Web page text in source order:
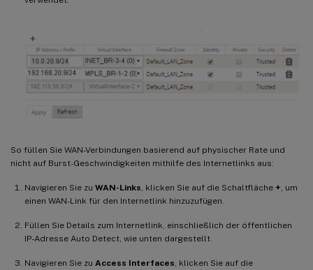
So füllen Sie WAN-Verbindungen basierend auf physischer Rate und
nicht auf Burst-Geschwindigkeiten mithilfe des Internetlinks aus:
Navigieren Sie zu WAN-Links , klicken Sie auf die Schaltfläche + , um
einen WAN-Link für den Internetlink hinzuzufügen.
Füllen Sie Details zum Internetlink, einschließlich der öffentlichen
IP-Adresse Auto Detect, wie unten dargestellt.
Navigieren Sie zu Access Interfaces , klicken Sie auf die